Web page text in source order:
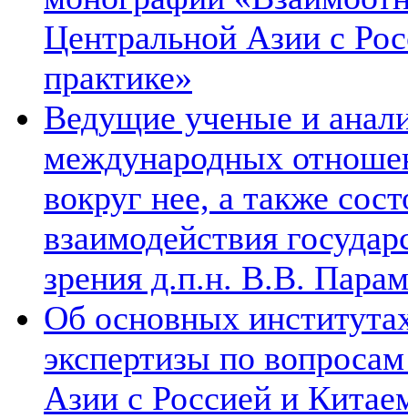
Центральной Азии с
практике»
Ведущие ученые и
международных
вокруг нее, а также
взаимодействия
зрения д.п.н. В.В.
Об основных
экспертизы по
Азии с Россией и